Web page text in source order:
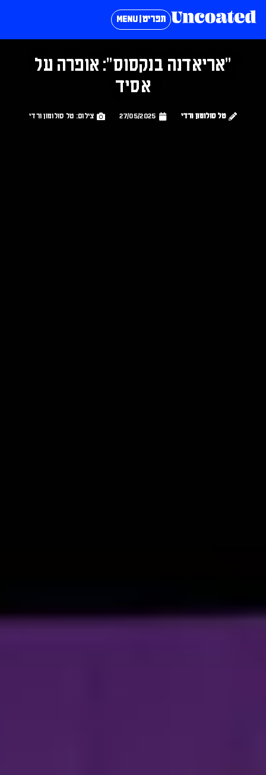
תפריט | MENU
״אריאדנה בנקסוס״: אופרה על
אסיד
טל סולומון ורדי 27/05/2025 צילום: טל סולומון ורדי